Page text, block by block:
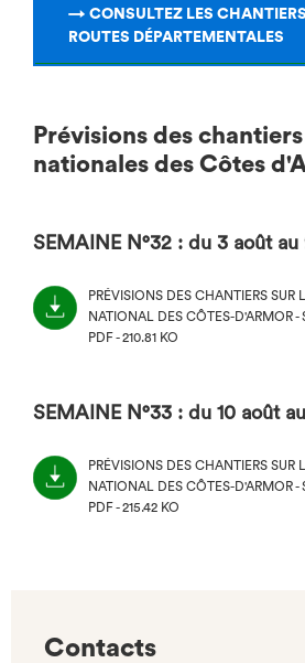
→ CONSULTEZ LES CHANTIERS
ROUTES DÉPARTEMENTALES
Prévisions des
nationales des Côtes
SEMAINE N°32 : du 3 août
PRÉVISIONS DES CHANTIERS SUR
NATIONAL DES CÔTES-D'ARMOR -
PDF - 210.81 KO
SEMAINE N°33 : du 10 août
PRÉVISIONS DES CHANTIERS SUR
NATIONAL DES CÔTES-D'ARMOR -
PDF - 215.42 KO
Contacts